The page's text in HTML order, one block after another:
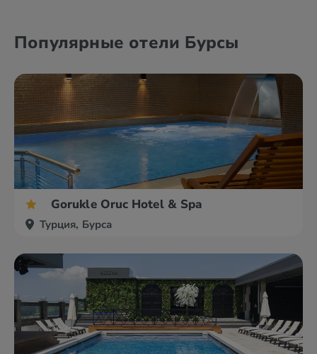
Анкара Афьон
Популярные отели Бурсы
Gorukle Oruc Hotel & Spa
Турция, Бурса